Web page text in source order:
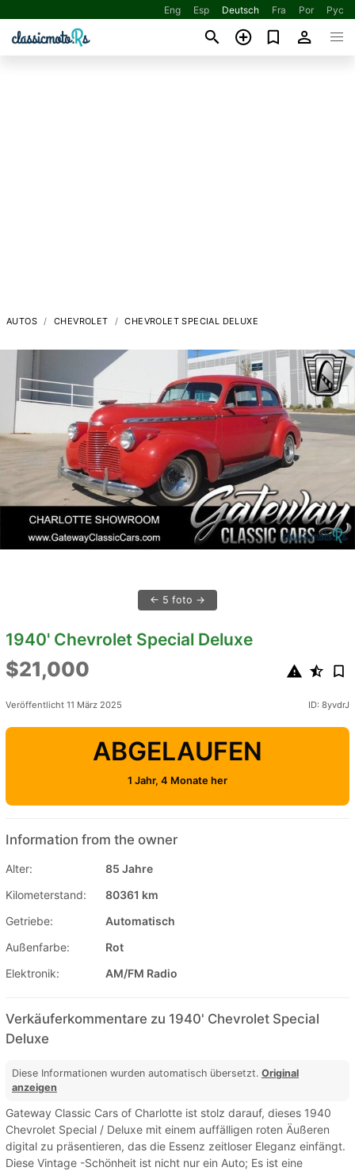
Eng Esp Deutsch Fra Por Рус
AUTOS CHEVROLET CHEVROLET SPECIAL DELUXE
5 foto
1940' Chevrolet Special Deluxe
$21,000
Veröffentlicht 11 März 2025 ID: 8yvdrJ
ABGELAUFEN
1 Jahr, 4 Monate her
Information from the owner
Alter:
85 Jahre
Kilometerstand:
80361 km
Getriebe:
Automatisch
Außenfarbe:
Rot
Elektronik:
AM/FM Radio
Verkäuferkommentare zu 1940' Chevrolet Special
Deluxe
Diese Informationen wurden automatisch übersetzt. Original
anzeigen
Gateway Classic Cars of Charlotte ist stolz darauf, dieses 1940
Chevrolet Special / Deluxe mit einem auffälligen roten Äußeren
digital zu präsentieren, das die Essenz zeitloser Eleganz einfängt.
Diese Vintage -Schönheit ist nicht nur ein Auto; Es ist eine